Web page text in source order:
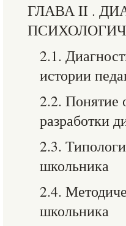
ГЛАВА II .
2.1.
истории
2.2. Понятие
разработки
2.3.
школьника
2.4.
школьника